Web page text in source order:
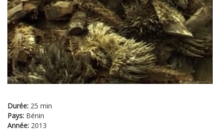
Durée: 25 min
Pays: Bénin
Année: 2013